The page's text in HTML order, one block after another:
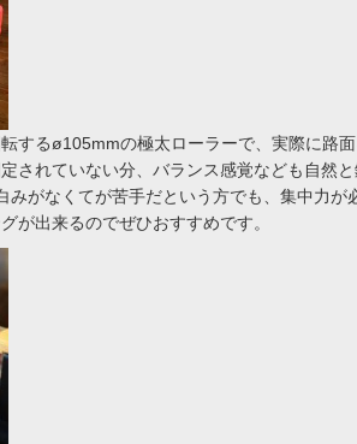
するø105mmの極太ローラーで、実際に路
されていない分、バランス感覚なども自然
がなくてが苦手だという方でも、集中力が
が出来るのでぜひおすすめです。